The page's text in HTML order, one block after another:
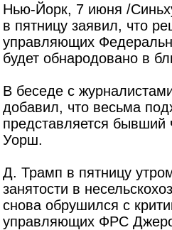
Нью-Йорк, 7 июня /
в пятницу заявил, что
управляющих
будет обнародовано в
В беседе с
добавил, что весьма
представляется
Уорш.
Д. Трамп в пятницу
занятости в
снова обрушился с
управляющих ФРС